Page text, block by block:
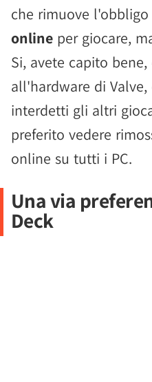
che rimuove l'obbligo
online per giocare,
Si, avete capito
all'hardware di
interdetti gli altri
preferito vedere
online su tutti i PC.
Una via
Deck